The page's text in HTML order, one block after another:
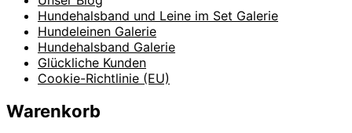
Hundehalsband und Leine im Set Galerie
Hundeleinen Galerie
Hundehalsband Galerie
Glückliche Kunden
Cookie-Richtlinie (EU)
Warenkorb